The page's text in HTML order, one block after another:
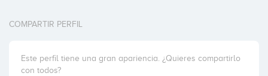
COMPARTIR PERFIL
Este perfil tiene una gran apariencia. ¿Quieres compartirlo
con todos?